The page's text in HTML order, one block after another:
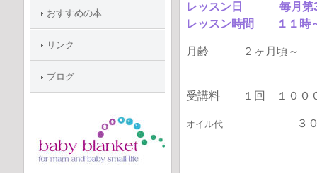
レッスン日 毎月第
レッスン時間 １１時
月齢 ２ヶ月頃～
受講料 １回 １００
オイル代 ３
おすすめの本
リンク
ブログ